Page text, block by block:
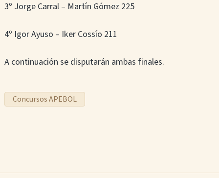
3º Jorge Carral – Martín Gómez 225
4º Igor Ayuso – Iker Cossío 211
A continuación se disputarán ambas finales.
Concursos APEBOL